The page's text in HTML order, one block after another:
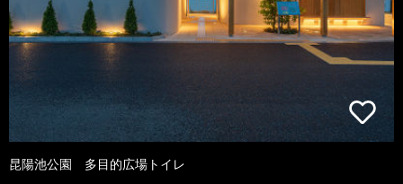
昆陽池公園 多目的広場トイレ